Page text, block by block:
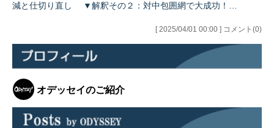
減と仕切り直し ▼解釈その２：対中包囲網で大成功！…
[ 2025/04/01 00:00 ] コメント(0)
オデッセイのご紹介